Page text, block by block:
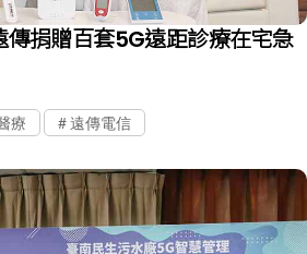
傳捐贈百套5G遠距診療在宅急
療 遠傳電信